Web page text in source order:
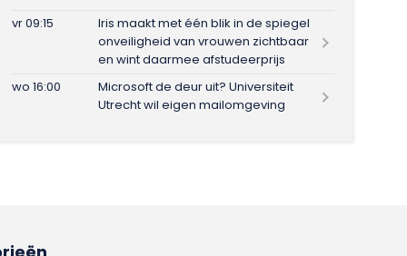
vr 09:15
Iris maakt met één blik in de spiegel
onveiligheid van vrouwen zichtbaar
en wint daarmee afstudeerprijs
wo 16:00
Microsoft de deur uit? Universiteit
Utrecht wil eigen mailomgeving